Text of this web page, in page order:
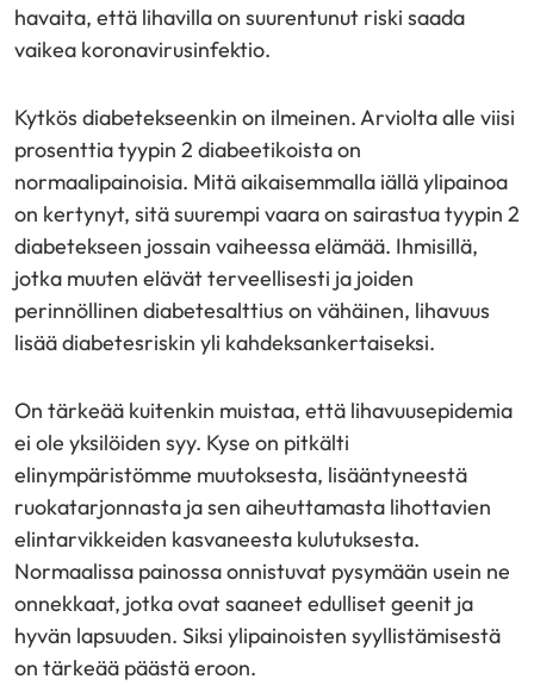
havaita, että lihavilla on suurentunut riski saada
vaikea koronavirusinfektio.
Kytkös diabetekseenkin on ilmeinen. Arviolta alle viisi
prosenttia tyypin 2 diabeetikoista on
normaalipainoisia. Mitä aikaisemmalla iällä ylipainoa
on kertynyt, sitä suurempi vaara on sairastua tyypin 2
diabetekseen jossain vaiheessa elämää. Ihmisillä,
jotka muuten elävät terveellisesti ja joiden
perinnöllinen diabetesalttius on vähäinen, lihavuus
lisää diabetesriskin yli kahdeksankertaiseksi.
On tärkeää kuitenkin muistaa, että lihavuusepidemia
ei ole yksilöiden syy. Kyse on pitkälti
elinympäristömme muutoksesta, lisääntyneestä
ruokatarjonnasta ja sen aiheuttamasta lihottavien
elintarvikkeiden kasvaneesta kulutuksesta.
Normaalissa painossa onnistuvat pysymään usein ne
onnekkaat, jotka ovat saaneet edulliset geenit ja
hyvän lapsuuden. Siksi ylipainoisten syyllistämisestä
on tärkeää päästä eroon.